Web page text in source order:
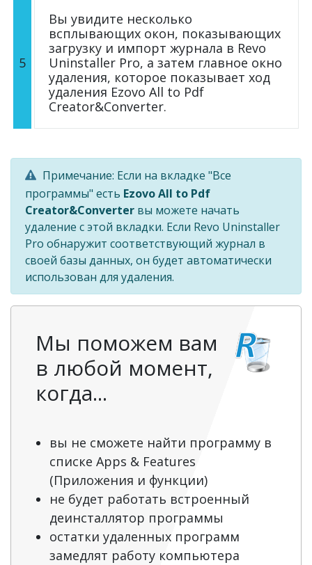
5
Вы увидите несколько
всплывающих окон, показывающих
загрузку и импорт журнала в Revo
Uninstaller Pro, а затем главное окно
удаления, которое показывает ход
удаления Ezovo All to Pdf
Creator&Converter.
Примечание: Если на вкладке "Все
программы" есть Ezovo All to Pdf
Creator&Converter вы можете начать
удаление с этой вкладки. Если Revo Uninstaller
Pro обнаружит соответствующий журнал в
своей базы данных, он будет автоматически
использован для удаления.
Мы поможем вам
в любой момент,
когда...
вы не сможете найти программу в
списке Apps & Features
(Приложения и функции)
не будет работать встроенный
деинсталлятор программы
остатки удаленных программ
замедлят работу компьютера